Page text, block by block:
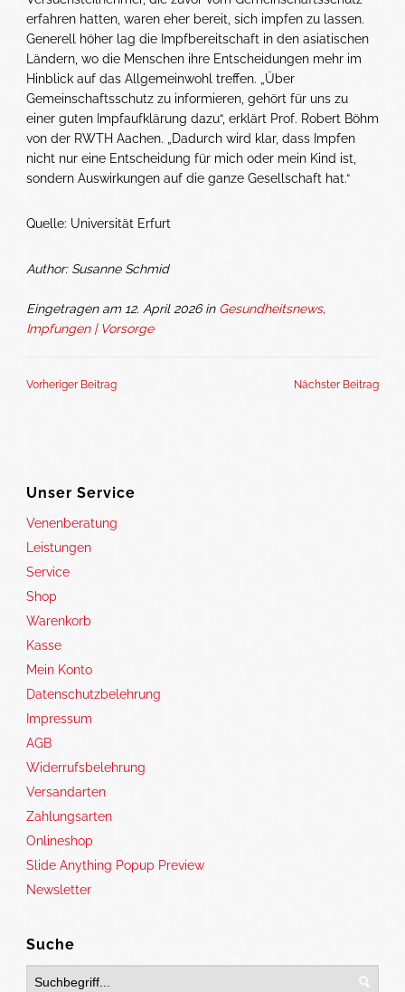
erfahren hatten, waren eher bereit, sich impfen zu lassen.
Generell höher lag die Impfbereitschaft in den asiatischen
Ländern, wo die Menschen ihre Entscheidungen mehr im
Hinblick auf das Allgemeinwohl treffen. „Über
Gemeinschaftsschutz zu informieren, gehört für uns zu
einer guten Impfaufklärung dazu“, erklärt Prof. Robert Böhm
von der RWTH Aachen. „Dadurch wird klar, dass Impfen
nicht nur eine Entscheidung für mich oder mein Kind ist,
sondern Auswirkungen auf die ganze Gesellschaft hat.“
Quelle: Universität Erfurt
Author: Susanne Schmid
Eingetragen am 12. April 2026 in Gesundheitsnews,
Impfungen | Vorsorge
Vorheriger Beitrag Nächster Beitrag
Unser Service
Venenberatung
Leistungen
Service
Shop
Warenkorb
Kasse
Mein Konto
Datenschutzbelehrung
Impressum
AGB
Widerrufsbelehrung
Versandarten
Zahlungsarten
Onlineshop
Slide Anything Popup Preview
Newsletter
Suche